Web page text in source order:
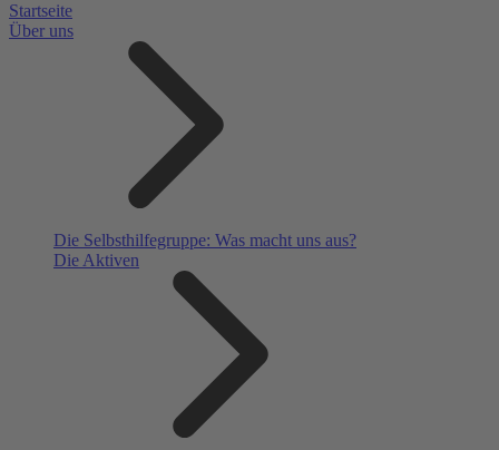
Startseite
Über uns
Die Selbsthilfegruppe: Was macht uns aus?
Die Aktiven